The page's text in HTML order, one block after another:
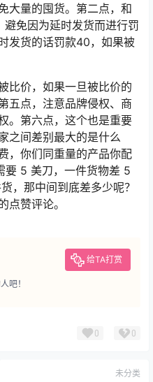
大量的囤货。第二点，和
免因为延时发货而进行罚
发货的话罚款40，如果被
比价，如果一旦被比价的
五点，注意品牌侵权、商
。第六点，这个也是重要
之间差别最大的是什么
，你们同重量的产品你配
要 5 美刀，一件货物差 5
，那中间到底差多少呢？
点赞评论。
给TA打赏
吧！
0 0
未分类